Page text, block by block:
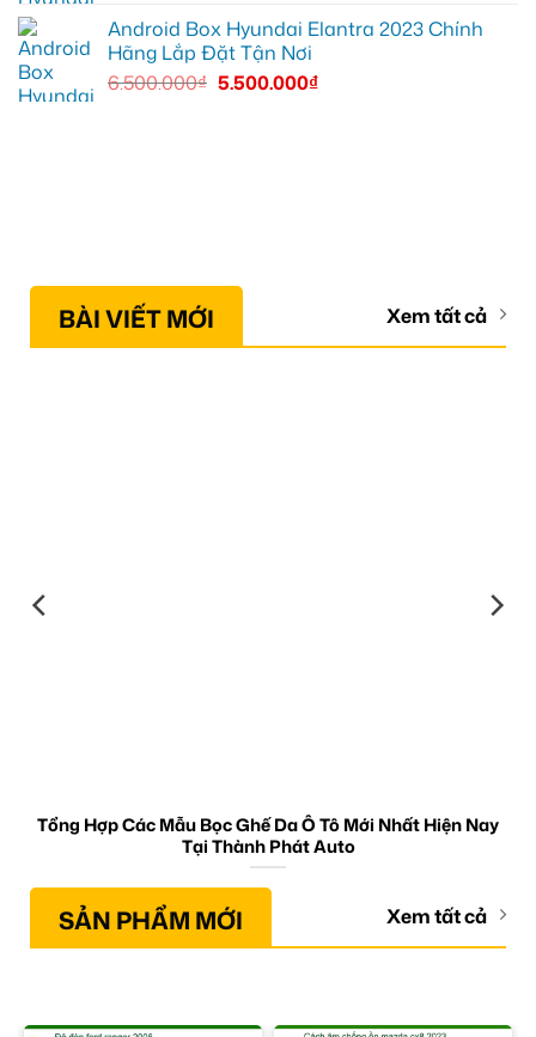
Android Box Hyundai Elantra 2023 Chính
Hãng Lắp Đặt Tận Nơi
6.500.000₫ 5.500.000₫
BÀI VIẾT MỚI Xem tất cả
Tổng Hợp Các Mẫu Bọc Ghế Da Ô Tô Mới Nhất Hiện Nay
Tại Thành Phát Auto
SẢN PHẨM MỚI Xem tất cả